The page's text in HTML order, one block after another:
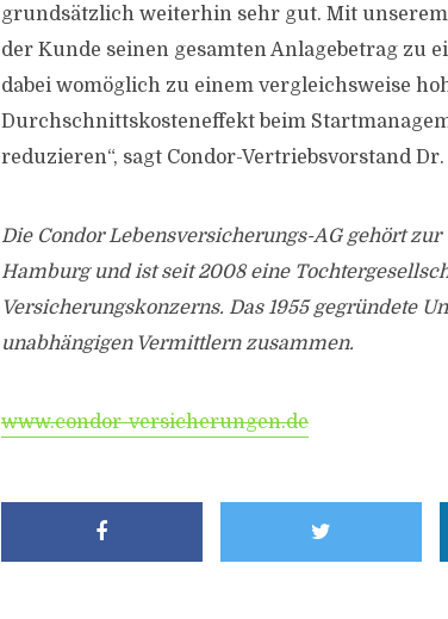
grundsätzlich weiterhin sehr gut. Mit
der Kunde seinen gesamten Anlagebetrag zu
dabei womöglich zu einem vergleichsweise
Durchschnittskosteneffekt beim
reduzieren“, sagt Condor-Vertriebsvorstand
Die Condor Lebensversicherungs-AG gehört
Hamburg und ist seit 2008 eine
Versicherungskonzerns. Das 1955 gegründete
unabhängigen Vermittlern zusammen.
www.condor-versicherungen.de